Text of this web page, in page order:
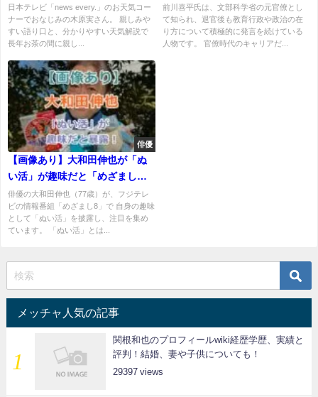
ンビ・気象予報士としての魅力
を解説
日本テレビ「news every.」のお天気コー
ナーでおなじみの木原実さん。 親しみや
すい語り口と、分かりやすい天気解説で
長年お茶の間に親し...
経歴と発言の背景
前川喜平氏は、文部科学省の元官僚とし
て知られ、退官後も教育行政や政治の在
り方について積極的に発言を続けている
人物です。 官僚時代のキャリアだ...
俳優
【画像あり】大和田伸也が「ぬ
い活」が趣味だと「めざまし
８」で暴露！ギャップがかわい
いと！
俳優の大和田伸也（77歳）が、フジテレ
ビの情報番組「めざまし8」で 自身の趣味
として「ぬい活」を披露し、注目を集め
ています。 「ぬい活」とは...
メッチャ人気の記事
関根和也のプロフィールwiki経歴学歴、実績と
評判！結婚、妻や子供についても！
29397